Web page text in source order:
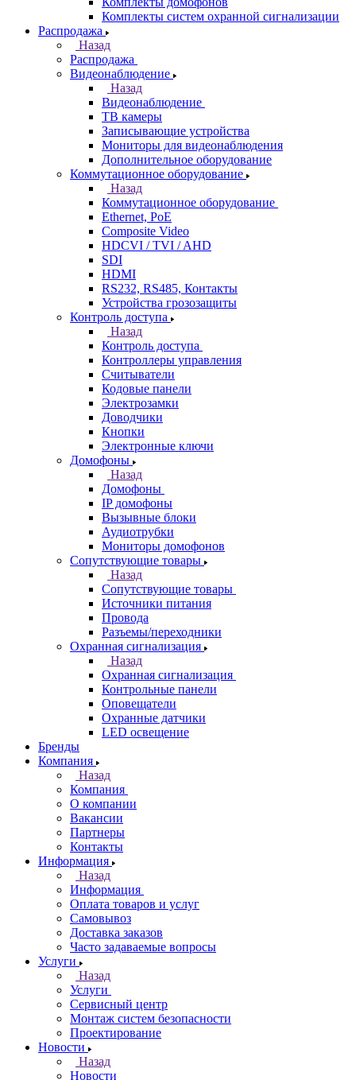
Комплекты систем охранной сигнализации
Распродажа
Назад
Распродажа
Видеонаблюдение
Назад
Видеонаблюдение
ТВ камеры
Записывающие устройства
Мониторы для видеонаблюдения
Дополнительное оборудование
Коммутационное оборудование
Назад
Коммутационное оборудование
Ethernet, PoE
Composite Video
HDCVI / TVI / AHD
SDI
HDMI
RS232, RS485, Контакты
Устройства грозозащиты
Контроль доступа
Назад
Контроль доступа
Контроллеры управления
Считыватели
Кодовые панели
Электрозамки
Доводчики
Кнопки
Электронные ключи
Домофоны
Назад
Домофоны
IP домофоны
Вызывные блоки
Аудиотрубки
Мониторы домофонов
Сопутствующие товары
Назад
Сопутствующие товары
Источники питания
Провода
Разъемы/переходники
Охранная сигнализация
Назад
Охранная сигнализация
Контрольные панели
Оповещатели
Охранные датчики
LED освещение
Бренды
Компания
Назад
Компания
О компании
Вакансии
Партнеры
Контакты
Информация
Назад
Информация
Оплата товаров и услуг
Самовывоз
Доставка заказов
Часто задаваемые вопросы
Услуги
Назад
Услуги
Сервисный центр
Монтаж систем безопасности
Проектирование
Новости
Назад
Новости